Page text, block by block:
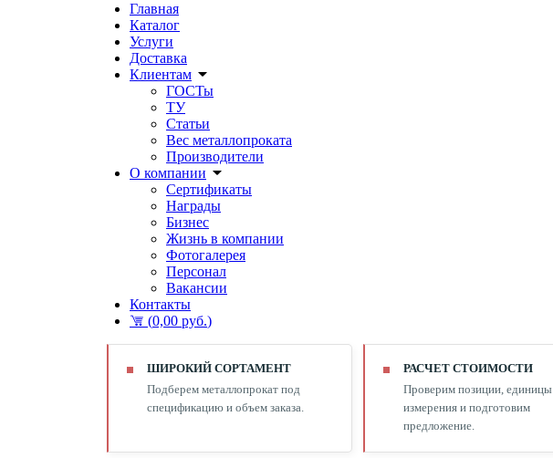
Главная
Каталог
Услуги
Доставка
Клиентам
ГОСТы
ТУ
Статьи
Вес металлопроката
Производители
О компании
Сертификаты
Награды
Бизнес
Жизнь в компании
Фотогалерея
Персонал
Вакансии
Контакты
(0,00 руб.)
ШИРОКИЙ СОРТАМЕНТ
Подберем металлопрокат под
спецификацию и объем заказа.
РАСЧЕТ СТОИМОСТИ
Проверим позиции, единицы
измерения и подготовим
предложение.